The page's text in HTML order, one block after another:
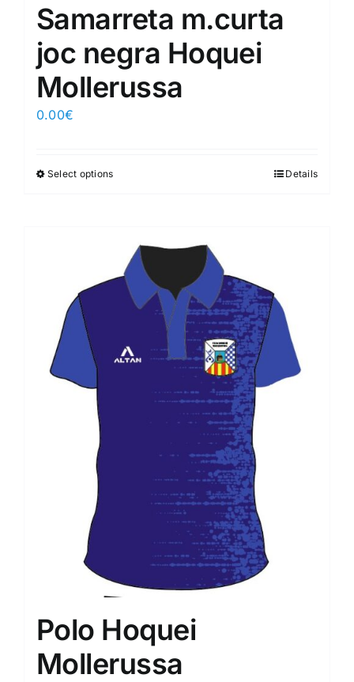
Samarreta m.curta
joc negra Hoquei
Mollerussa
0.00€
Select options Details
Polo Hoquei
Mollerussa